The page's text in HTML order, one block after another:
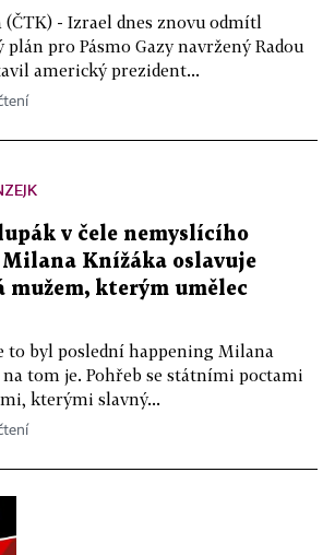
(ČTK) - Izrael dnes znovu odmítl
plán pro Pásmo Gazy navržený Radou
americký prezident...
v čele nemyslícího
Milana Knížáka oslavuje
mužem, kterým umělec
to byl poslední happening Milana
tom je. Pohřeb se státními poctami
kterými slavný...